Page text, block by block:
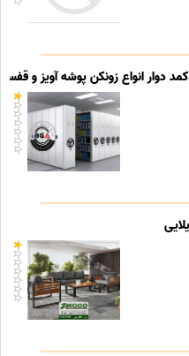
دوار انواع زونکن پوشه آویز و قفسه